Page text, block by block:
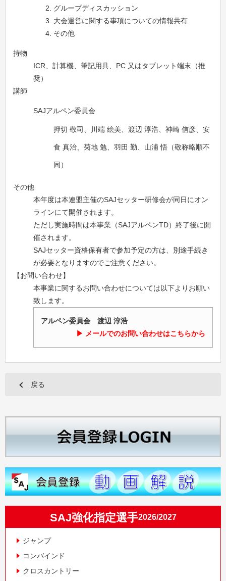
グループディスカッション
大会運営に関する事項についての情報共有
その他
持物
ICR、計算機、筆記用具、PC 又はタブレット端末（推
奨）
講師
SAJアルペン委員会
押切 敬司、川端 絵美、渡辺 淳浩、神崎 信彦、安
食 真治、菊地 勉、羽田 勤、山浦 悟（敬称略順不
同）
その他
本年度は本連盟主催のSAJセッター研修会が同日にオン
ラインにて開催されます。
ただし実施時間は本事業（SAJアルペンTD）終了後に開
催されます。
SAJセッター資格保有者で参加予定の方は、別途手続き
が必要となりますのでご注意ください。
【お問い合わせ】
本事業に関するお問い合わせについては以下よりお願い
致します。
アルペン委員会 渡辺 淳浩
メールでのお問い合わせはこちらから
戻る
SAJ強化指定選手2026/2027
ジャンプ
コンバインド
クロスカントリー